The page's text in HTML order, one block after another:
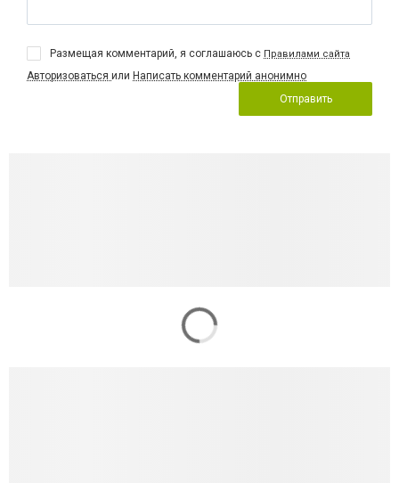
Размещая комментарий, я соглашаюсь с Правилами сайта
Авторизоваться или Написать комментарий анонимно
Отправить